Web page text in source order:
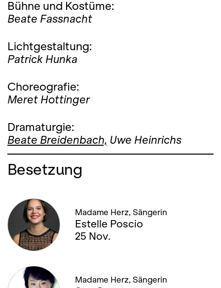
Bühne und Kostüme:
Beate Fassnacht
Lichtgestaltung:
Patrick Hunka
Choreografie:
Meret Hottinger
Dramaturgie:
Beate Breidenbach, Uwe Heinrichs
Besetzung
Madame Herz, Sängerin
Estelle Poscio
25 Nov.
Madame Herz, Sängerin